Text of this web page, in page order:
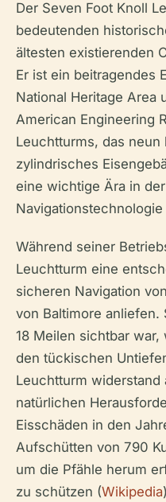
Der Seven Foot Knoll
bedeutenden
ältesten existierenden
Er ist ein beitragendes
National Heritage Area
American Engineering
Leuchtturms, das neun
zylindrisches
eine wichtige Ära in
Navigationstechnologie
Während seiner
Leuchtturm eine
sicheren Navigation
von Baltimore anliefen.
18 Meilen sichtbar
den tückischen
Leuchtturm widerstand
natürlichen
Eisschäden in den
Aufschütten von 790
um die Pfähle herum
zu schützen (Wikipedia